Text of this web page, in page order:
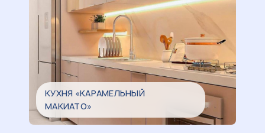
КУХНЯ «КАРАМЕЛЬНЫЙ
МАКИАТО»